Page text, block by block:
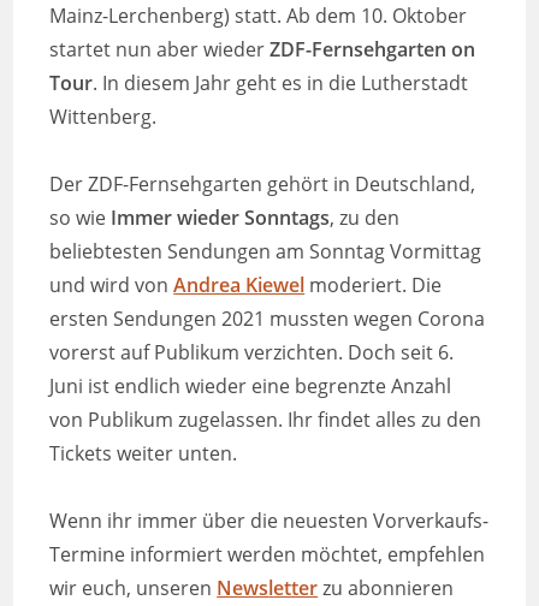
Mainz-Lerchenberg) statt. Ab dem 10. Oktober
startet nun aber wiederZDF-Fernsehgarten on
Tour. In diesem Jahr geht es in die Lutherstadt
Wittenberg.
Der ZDF-Fernsehgarten gehört in Deutschland,
so wie Immer wieder Sonntags, zu den
beliebtesten Sendungen am Sonntag Vormittag
und wird vonAndrea Kiewel moderiert. Die
ersten Sendungen 2021 mussten wegen Corona
vorerst auf Publikum verzichten. Doch seit 6.
Juni ist endlich wieder eine begrenzte Anzahl
von Publikum zugelassen. Ihr findet alles zu den
Tickets weiter unten.
Wenn ihr immer über die neuesten Vorverkaufs-
Termine informiert werden möchtet, empfehlen
wir euch, unseren Newsletterzu abonnieren